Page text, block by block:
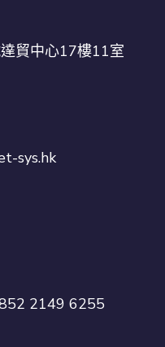
貿中心17樓11室
sys.hk
2149 6255